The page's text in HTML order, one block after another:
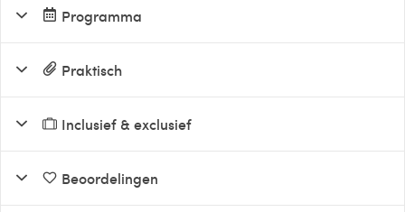
Programma
Praktisch
Inclusief & exclusief
Beoordelingen